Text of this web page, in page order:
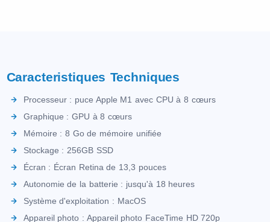
Caracteristiques Techniques
Processeur : puce Apple M1 avec CPU à 8 cœurs
Graphique : GPU à 8 cœurs
Mémoire : 8 Go de mémoire unifiée
Stockage : 256GB SSD
Écran : Écran Retina de 13,3 pouces
Autonomie de la batterie : jusqu'à 18 heures
Système d'exploitation : MacOS
Appareil photo : Appareil photo FaceTime HD 720p